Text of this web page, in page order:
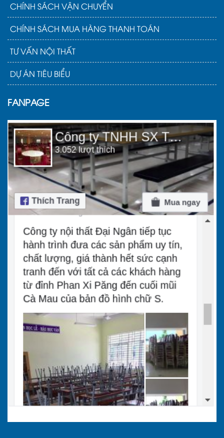
Các yếu tố ảnh hưởng tới giá khi mua khay ăn
nhất đến giá thành. Inox 304 chứa hàm
ăn mòn vượt trội, đặc biệt an toàn khi tiếp
xúc với thực phẩm chứa muối và axit. Do
đó, khay inox 304 luôn có giá cao hơn inox
201. Inox 201 là lựa chọn kinh tế hơn nhưng
độ bền và khả năng chống oxy hóa sẽ kém
hơn trong môi trường khắc nghiệt.
Kích thước và độ dày:Một chiếc khay đựng
cơm inox có kích thước lớn, lòng khay sâu
và độ dày inox cao hơn (ví dụ 0.8mm so với
0.5mm) sẽ cần nhiều nguyên vật liệu hơn để
sản xuất, dẫn đến giá thành cao hơn. Khay
dày cũng cầm chắc tay và bền bỉ hơn, ít bị
móp méo khi va đập.
Số ngăn và kiểu dáng:Khay có nhiều ngăn
(5-6 ngăn) hoặc có thiết kế phức tạp như
ngăn đựng đũa, ngăn đựng tăm riêng sẽ có
giá cao hơn các loại khay 3-4 ngăn đơn
giản. Đặc biệt, các mẫu khay đựng cơm
inox có nắp đậy sẽ có giá cao hơn loại
không nắp do chi phí sản xuất thêm phần
nắp nhựa hoặc inox.
Thương hiệu, xuất xứ: Các sản phẩm từ
những thương hiệu uy tín như Nội thất Đại
CHÍNH SÁCH VẬN CHUYỂN
CHÍNH SÁCH MUA HÀNG THANH TOÁN
TƯ VẤN NỘI THẤT
DỰ ÁN TIÊU BIỂU
FANPAGE